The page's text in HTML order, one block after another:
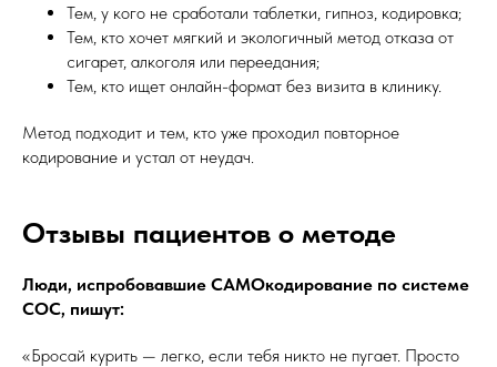
Тем, у кого не сработали таблетки, гипноз, кодировка;
Тем, кто хочет мягкий и экологичный метод отказа от
сигарет, алкоголя или переедания;
Тем, кто ищет онлайн-формат без визита в клинику.
Метод подходит и тем, кто уже проходил повторное
кодирование и устал от неудач.
Отзывы пациентов о методе
Люди, испробовавшие САМОкодирование по системе
СОС, пишут:
«Бросай курить — легко, если тебя никто не пугает. Просто